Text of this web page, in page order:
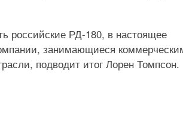
российские РД-180, в настоящее
занимающиеся
подводит итог Лорен Томпсон.